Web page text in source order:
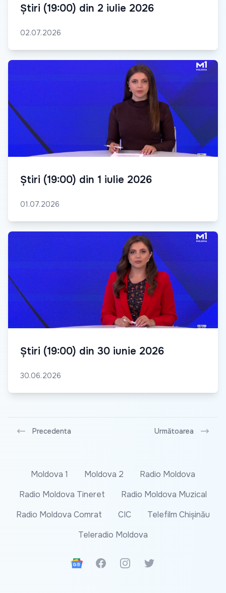
Știri (19:00) din 2 iulie 2026
02.07.2026
Știri (19:00) din 1 iulie 2026
01.07.2026
Știri (19:00) din 30 iunie 2026
30.06.2026
Precedenta Următoarea
Moldova 1 Moldova 2
Radio Moldova
Radio Moldova Tineret
Radio Moldova Muzical
Radio Moldova Comrat
CIC
Telefilm Chișinău
Teleradio Moldova
Google News
FacebookInstagramTwitter